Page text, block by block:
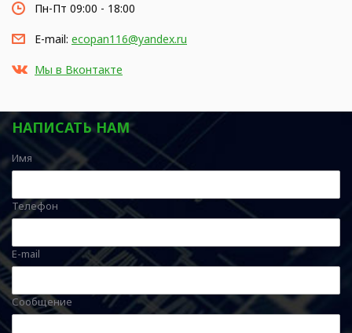
Пн-Пт 09:00 - 18:00
E-mail: ecopan116@yandex.ru
Мы в Вконтакте
НАПИСАТЬ НАМ
Имя
Телефон
E-mail
Сообщение